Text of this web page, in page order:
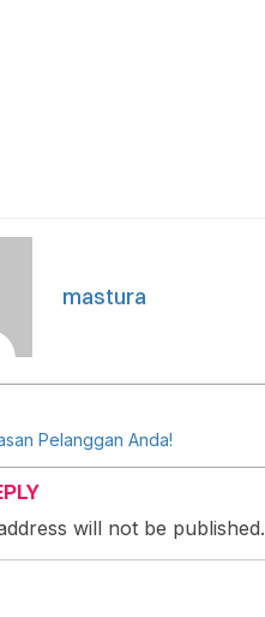
mastura
Pelanggan Anda!
will not be published.